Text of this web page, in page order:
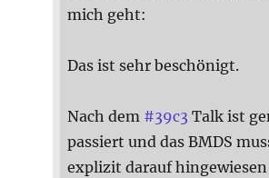
mich geht:
Das ist sehr beschönigt.
Nach dem #39c3 Talk ist
passiert und das BMDS
explizit darauf